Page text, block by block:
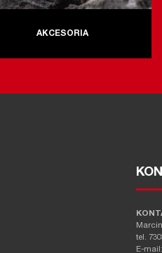
AKCESORIA
tel.
E-